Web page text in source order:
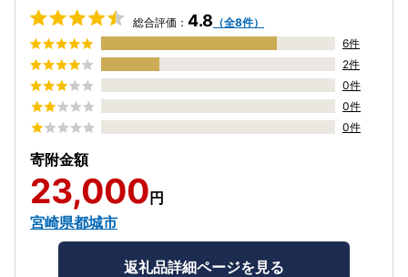
総合評価： 4.8 （全8件）
6件
2件
0件
0件
0件
寄附金額
23,000 円
宮崎県都城市
返礼品詳細ページを見る